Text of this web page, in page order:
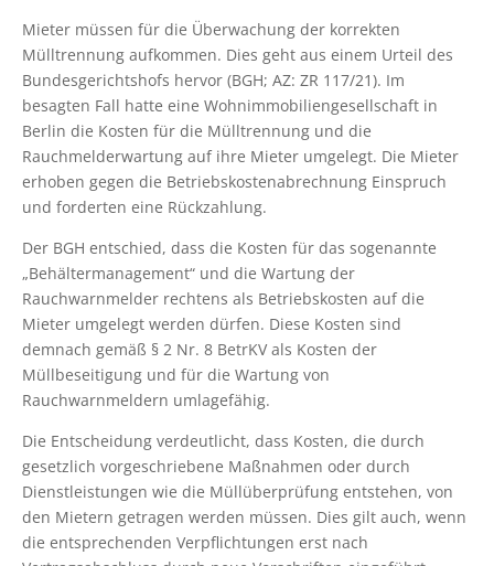
Mieter müssen für die Überwachung der korrekten
Mülltrennung aufkommen. Dies geht aus einem Urteil des
Bundesgerichtshofs hervor (BGH; AZ: ZR 117/21). Im
besagten Fall hatte eine Wohnimmobiliengesellschaft in
Berlin die Kosten für die Mülltrennung und die
Rauchmelderwartung auf ihre Mieter umgelegt. Die Mieter
erhoben gegen die Betriebskostenabrechnung Einspruch
und forderten eine Rückzahlung.
Der BGH entschied, dass die Kosten für das sogenannte
„Behältermanagement“ und die Wartung der
Rauchwarnmelder rechtens als Betriebskosten auf die
Mieter umgelegt werden dürfen. Diese Kosten sind
demnach gemäß § 2 Nr. 8 BetrKV als Kosten der
Müllbeseitigung und für die Wartung von
Rauchwarnmeldern umlagefähig.
Die Entscheidung verdeutlicht, dass Kosten, die durch
gesetzlich vorgeschriebene Maßnahmen oder durch
Dienstleistungen wie die Müllüberprüfung entstehen, von
den Mietern getragen werden müssen. Dies gilt auch, wenn
die entsprechenden Verpflichtungen erst nach